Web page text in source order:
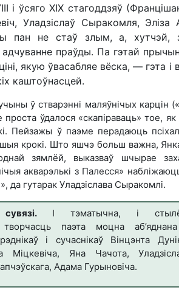
і ўсяго XIX стагоддзяў
Уладзіслаў Сыракомля,
пан не стаў злым, а, хутчэй,
адчуванне праўды. Па гэтай
якую ўвасабляе вёска, — гэта і
каштоўнасцей.
ў стварэнні маляўнічых карцін
ўдалося «скапіраваць» тое,
Пейзажы ў паэме перадаюць
крокі. Што яшчэ больш важна,
зямлёй, выказваў шчырае
акварэлькі з Палесся»
да гутарак Уладзіслава Сыракомлі.
сувязі. І тэматычна, і
творчасць паэта моцна
і сучаснікаў Вінцэнта
Міцкевіча, Яна Чачота,
Адама Гурыновіча.